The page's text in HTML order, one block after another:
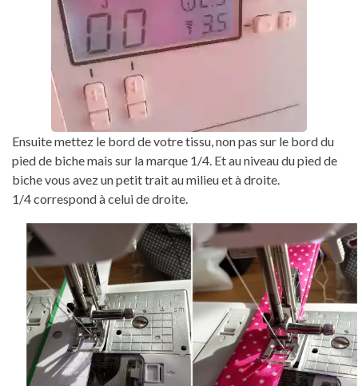
Ensuite mettez le bord de votre tissu, non pas sur le bord du
pied de biche mais sur la marque 1/4. Et au niveau du pied de
biche vous avez un petit trait au milieu et à droite.
1/4 correspond à celui de droite.